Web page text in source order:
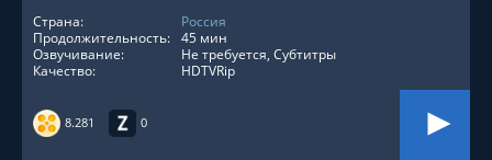
8.281 0
Страна:
Россия
Продолжительность: 45 мин
Озвучивание:
Не требуется, Субтитры
Качество:
HDTVRip